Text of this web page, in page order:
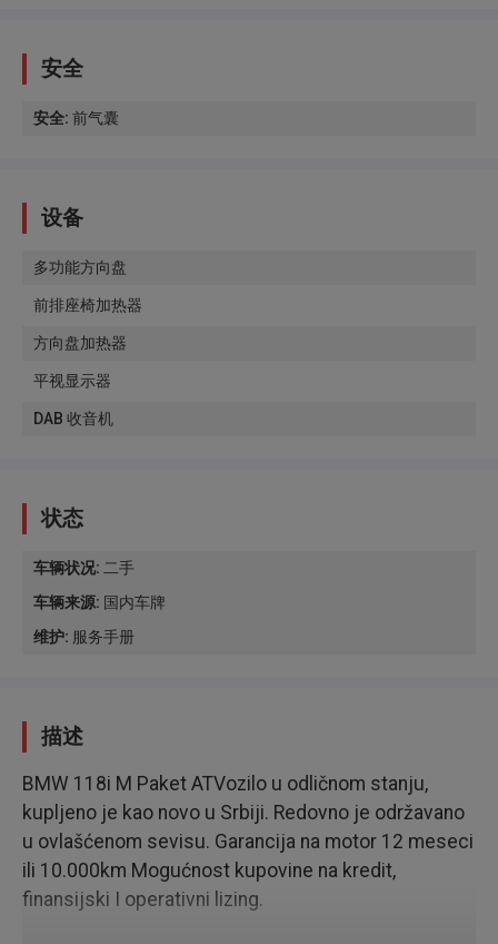
安全
安全: 前气囊
设备
多功能方向盘
前排座椅加热器
方向盘加热器
平视显示器
DAB 收音机
状态
车辆状况: 二手
车辆来源: 国内车牌
维护: 服务手册
描述
BMW 118i M Paket ATVozilo u odličnom stanju,
kupljeno je kao novo u Srbiji. Redovno je održavano
u ovlašćenom sevisu. Garancija na motor 12 meseci
ili 10.000km Mogućnost kupovine na kredit,
finansijski I operativni lizing.